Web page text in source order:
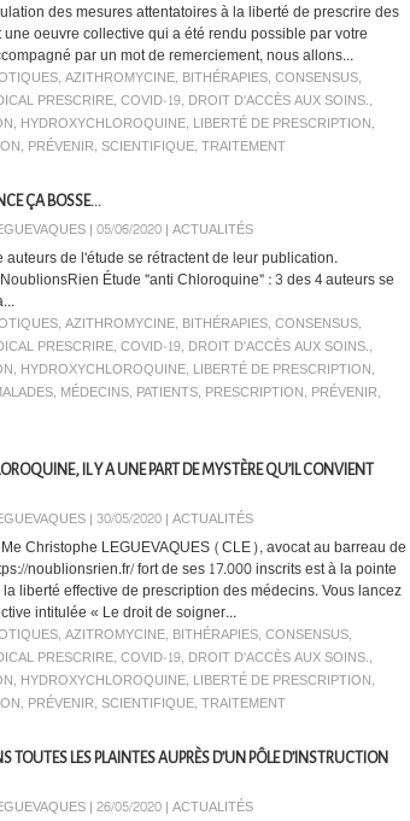
des mesures attentatoires à la liberté de prescrire des
oeuvre collective qui a été rendu possible par votre
par un mot de remerciement, nous allons...
, AZITHROMYCINE, BITHÉRAPIES, CONSENSUS,
PRESCRIRE, COVID-19, DROIT D'ACCÈS AUX SOINS.,
, HYDROXYCHLOROQUINE, LIBERTÉ DE PRESCRIPTION,
, PRÉVENIR, SCIENTIFIQUE, TRAITEMENT
ÇA BOSSE...
| 05/06/2020 | ACTUALITÉS
auteurs de l'étude se rétractent de leur publication.
Étude "anti Chloroquine" : 3 des 4 auteurs se
, AZITHROMYCINE, BITHÉRAPIES, CONSENSUS,
PRESCRIRE, COVID-19, DROIT D'ACCÈS AUX SOINS.,
, HYDROXYCHLOROQUINE, LIBERTÉ DE PRESCRIPTION,
, MÉDECINS, PATIENTS, PRESCRIPTION, PRÉVENIR,
IL Y A UNE PART DE MYSTÈRE QU’IL CONVIENT
| 30/05/2020 | ACTUALITÉS
Christophe LEGUEVAQUES (CLE), avocat au barreau de
noublionsrien.fr/ fort de ses 17.000 inscrits est à la pointe
liberté effective de prescription des médecins. Vous lancez
intitulée « Le droit de soigner...
, AZITROMYCINE, BITHÉRAPIES, CONSENSUS,
PRESCRIRE, COVID-19, DROIT D'ACCÈS AUX SOINS.,
, HYDROXYCHLOROQUINE, LIBERTÉ DE PRESCRIPTION,
, PRÉVENIR, SCIENTIFIQUE, TRAITEMENT
LES PLAINTES AUPRÈS D’UN PÔLE D’INSTRUCTION
| 26/05/2020 | ACTUALITÉS